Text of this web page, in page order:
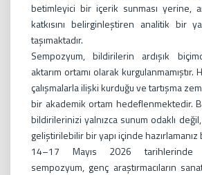
betimleyici bir içerik sunması yerine,
katkısını belirginleştiren analitik bir
taşımaktadır.
Sempozyum, bildirilerin ardışık
aktarım ortamı olarak
çalışmalarla ilişki kurduğu ve tartışma
bir akademik ortam hedeflenmektedir.
bildirilerinizi yalnızca sunum odaklı değil,
geliştirilebilir bir yapı içinde
14–17 Mayıs 2026 tarihlerinde
sempozyum, genç araştırmacıların